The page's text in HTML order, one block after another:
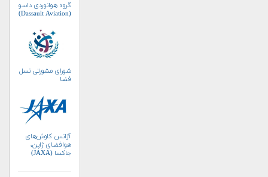
گروه هوانوردی داسو
(Dassault Aviation)
شورای مشورتی نسل
فضا
آژانس کاوش‌های
هوافضای ژاپن،
جاکسا (JAXA)